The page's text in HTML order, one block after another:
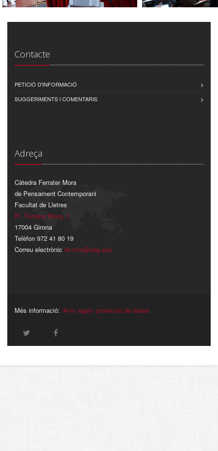
Contacte
PETICIÓ D'INFORMACIÓ
SUGGERIMENTS I COMENTARIS
Adreça
Càtedra Ferrater Mora
de Pensament Contemporani
Facultat de Lletres
Pl. Ferrater Mora, 1
17004 Girona
Telèfon 972 41 80 19
Correu electrònic dir.cfm@udg.edu
Més informació: Avís legal i protecció de dades